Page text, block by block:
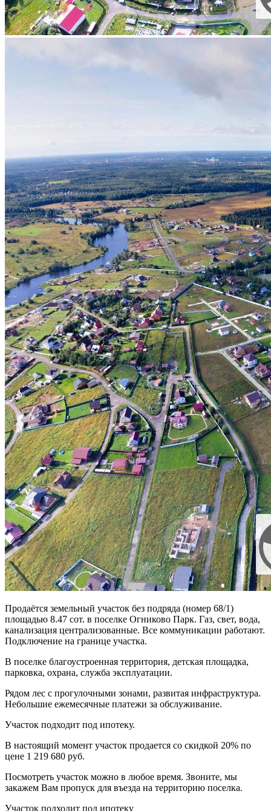
Продаётся земельный участок без подряда (номер 68/1)
площадью 8.47 сот. в поселке Огниково Парк. Газ, свет, вода,
канализация централизованные. Все коммуникации работают.
Подключение на границе участка.
В поселке благоустроенная территория, детская площадка,
парковка, охрана, служба эксплуатации.
Рядом лес с прогулочными зонами, развитая инфраструктура.
Небольшие ежемесячные платежи за обслуживание.
Участок подходит под ипотеку.
В настоящий момент участок продается со скидкой 20% по
цене 1 219 680 руб.
Посмотреть участок можно в любое время. Звоните, мы
закажем Вам пропуск для въезда на территорию поселка.
Участок подходит под ипотеку